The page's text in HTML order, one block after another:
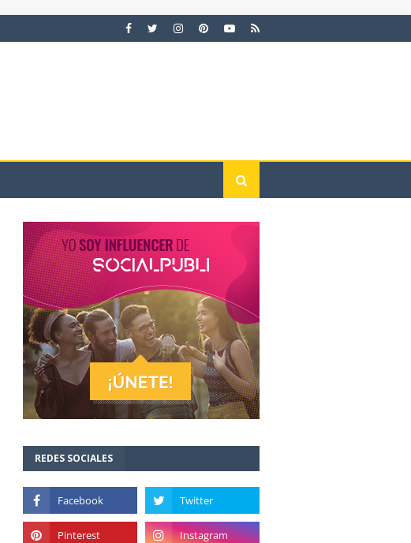
REDES SOCIALES